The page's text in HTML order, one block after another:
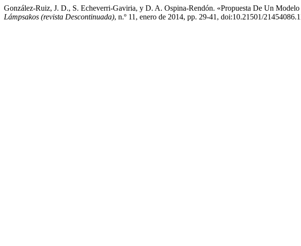
González-Ruiz, J. D., S. Echeverri-Gaviria, y D. A. Ospina-Rendón. «Propuesta De Un
Lámpsakos (revista Descontinuada), n.º 11, enero de 2014, pp. 29-41, doi:10.21501/